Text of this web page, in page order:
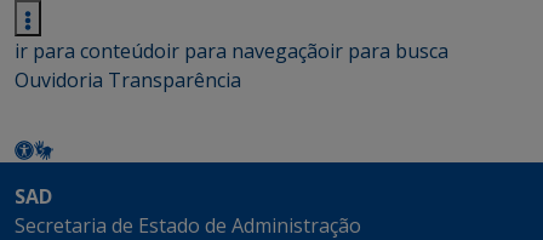
ir para conteúdoir para navegaçãoir para busca
Ouvidoria Transparência
SAD
Secretaria de Estado de Administração